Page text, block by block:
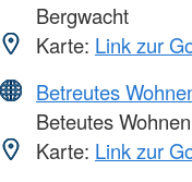
Bergwacht
Karte: Link zur
Betreutes
Beteutes
Karte: Link zur